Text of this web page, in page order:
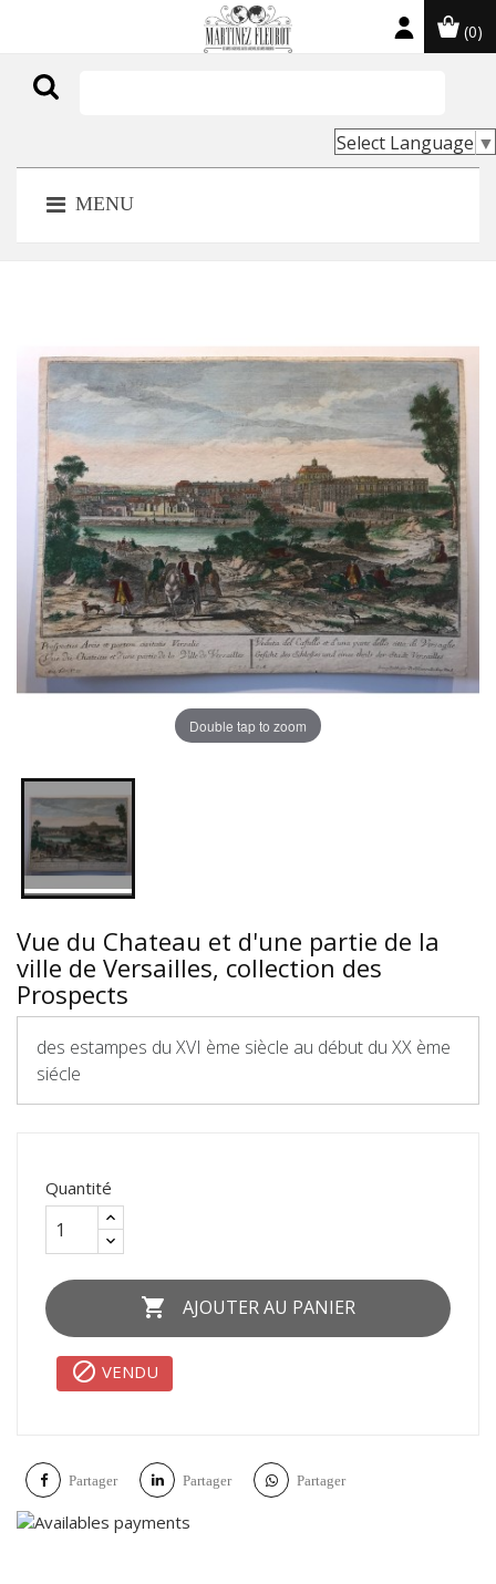
(0)
Select Language ▼
MENU
Double tap to zoom
Vue du Chateau et d'une partie de la
ville de Versailles, collection des
Prospects
des estampes du XVI ème siècle au début du XX ème
siécle
Quantité
 AJOUTER AU PANIER
 VENDU
Partager Partager Partager